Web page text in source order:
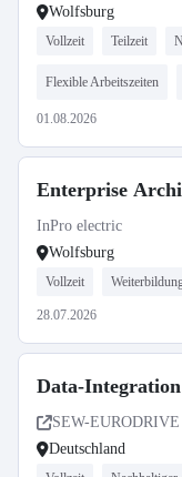
Wolfsburg
Vollzeit Teilzeit
Flexible Arbeitszeiten
01.08.2026
Enterprise
InPro electric
Wolfsburg
Vollzeit
28.07.2026
Data-
SEW-
Deutschland